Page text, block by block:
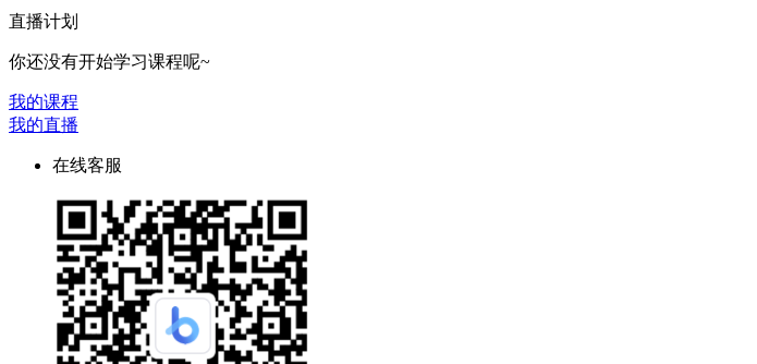
直播计划
你还没有开始学习课程呢~
我的课程
我的直播
在线客服